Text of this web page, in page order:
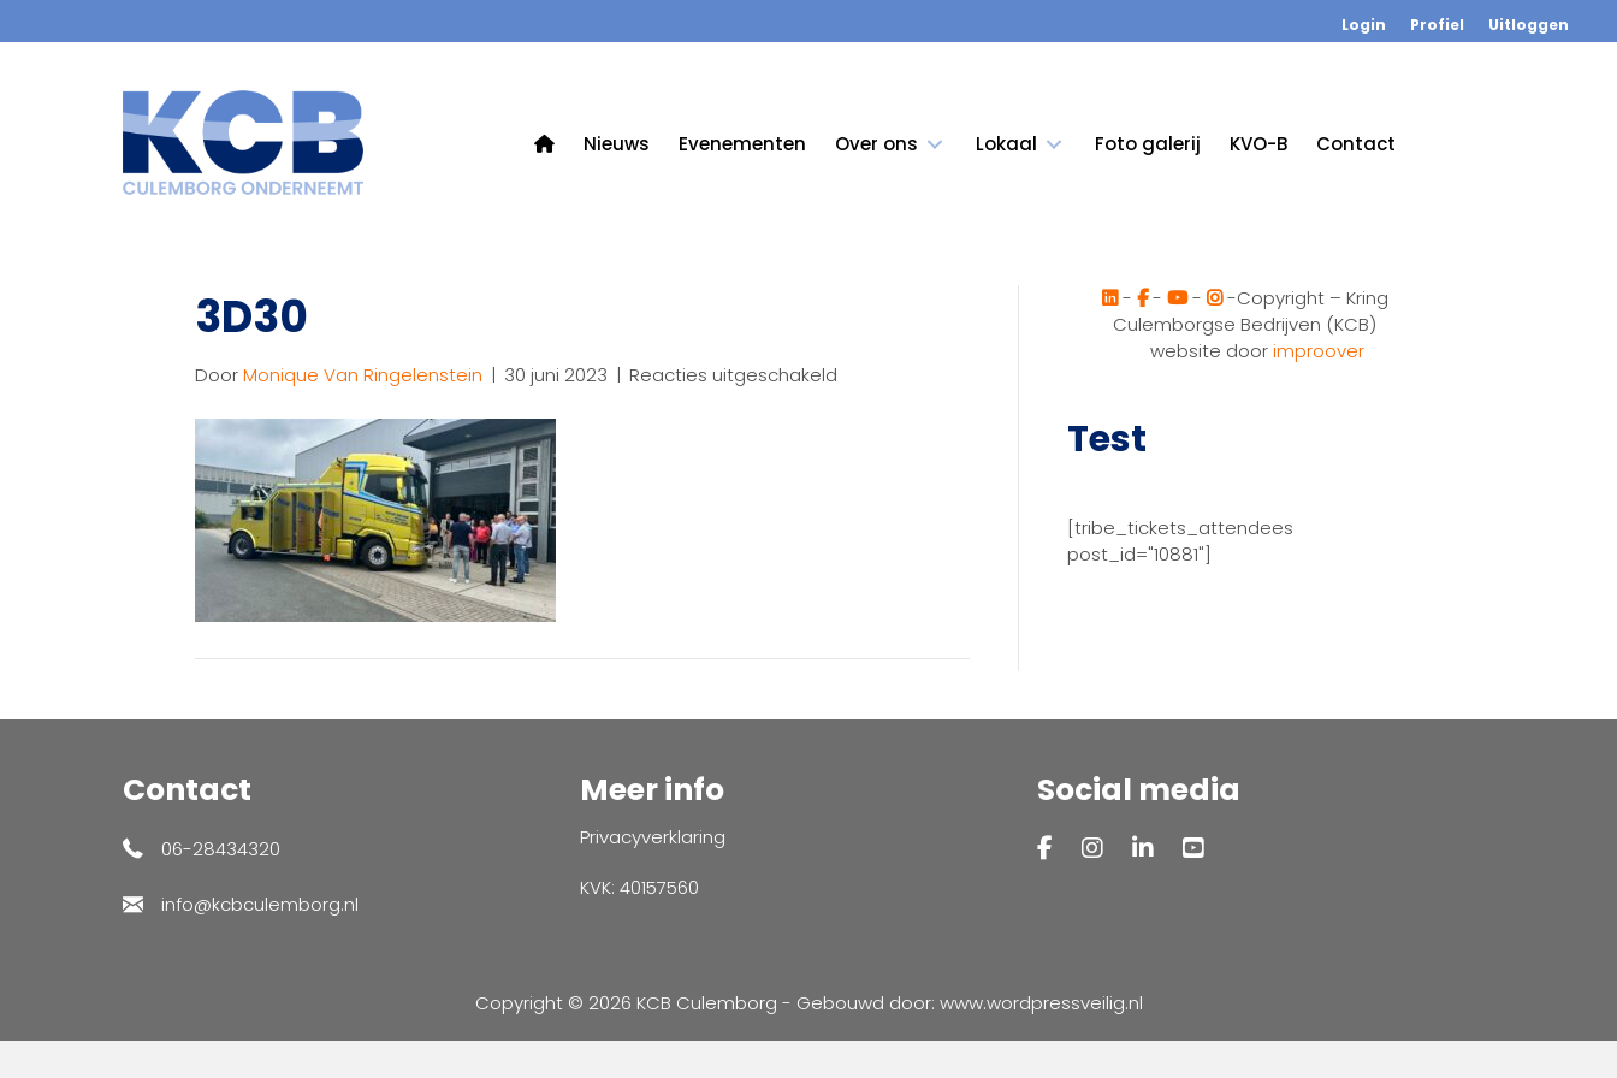
Login Profiel Uitloggen
Nieuws Evenementen Over ons Lokaal Foto galerij KVO-B Contact
3D30
DoorMonique Van Ringelenstein | 30 juni 2023 | Reacties uitgeschakeld
- - -
-Copyright – Kring
Culemborgse Bedrijven (KCB)
website doorimproover
Test
[tribe_tickets_attendees
post_id="10881"]
Contact
06-28434320
info@kcbculemborg.nl
Meer info
Privacyverklaring
KVK: 40157560
Social media
Copyright © 2026 KCB Culemborg - Gebouwd door: www.wordpressveilig.nl